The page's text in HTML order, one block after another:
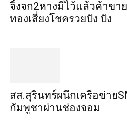
จิ้งจก​2​หาง​มีไว้แล้ว​ค้าขา
ทอง​เสี่ยงโชค​รวยปัง​ ปัง​
สส.สุรินทร์ผนึกเครือข่าย
กัมพูชาผ่านช่องจอม